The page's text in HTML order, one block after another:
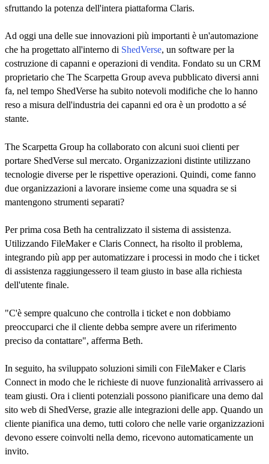
sfruttando la potenza dell'intera piattaforma Claris.
Ad oggi una delle sue innovazioni più importanti è un'automazione
che ha progettato all'interno di ShedVerse, un software per la
costruzione di capanni e operazioni di vendita. Fondato su un CRM
proprietario che The Scarpetta Group aveva pubblicato diversi anni
fa, nel tempo ShedVerse ha subito notevoli modifiche che lo hanno
reso a misura dell'industria dei capanni ed ora è un prodotto a sé
stante.
The Scarpetta Group ha collaborato con alcuni suoi clienti per
portare ShedVerse sul mercato. Organizzazioni distinte utilizzano
tecnologie diverse per le rispettive operazioni. Quindi, come fanno
due organizzazioni a lavorare insieme come una squadra se si
mantengono strumenti separati?
Per prima cosa Beth ha centralizzato il sistema di assistenza.
Utilizzando FileMaker e Claris Connect, ha risolto il problema,
integrando più app per automatizzare i processi in modo che i ticket
di assistenza raggiungessero il team giusto in base alla richiesta
dell'utente finale.
"C'è sempre qualcuno che controlla i ticket e non dobbiamo
preoccuparci che il cliente debba sempre avere un riferimento
preciso da contattare", afferma Beth.
In seguito, ha sviluppato soluzioni simili con FileMaker e Claris
Connect in modo che le richieste di nuove funzionalità arrivassero ai
team giusti. Ora i clienti potenziali possono pianificare una demo dal
sito web di ShedVerse, grazie alle integrazioni delle app. Quando un
cliente pianifica una demo, tutti coloro che nelle varie organizzazioni
devono essere coinvolti nella demo, ricevono automaticamente un
invito.